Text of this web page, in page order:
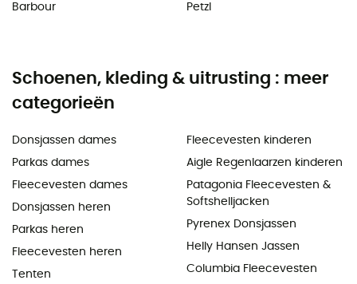
Barbour Petzl
Schoenen, kleding & uitrusting : meer
categorieën
Donsjassen dames
Parkas dames
Fleecevesten dames
Donsjassen heren
Parkas heren
Fleecevesten heren
Tenten
Fleecevesten kinderen
Aigle Regenlaarzen kinderen
Patagonia Fleecevesten &
Softshelljacken
Pyrenex Donsjassen
Helly Hansen Jassen
Columbia Fleecevesten